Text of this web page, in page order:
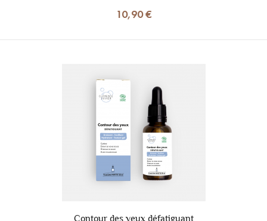
10,90 €
Contour des yeux défatiguant